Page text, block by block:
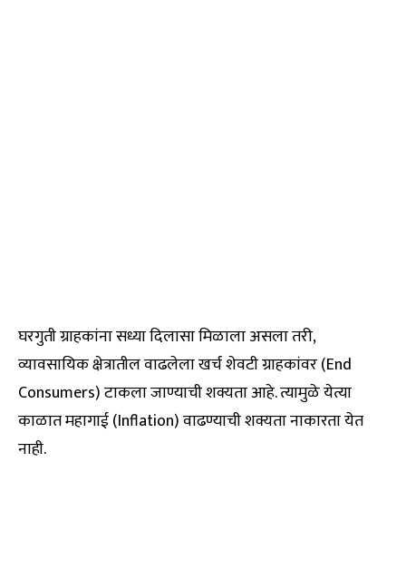
घरगुती ग्राहकांना सध्या दिलासा मिळाला असला तरी,
व्यावसायिक क्षेत्रातील वाढलेला खर्च शेवटी ग्राहकांवर (End
Consumers) टाकला जाण्याची शक्यता आहे. त्यामुळे येत्या
काळात महागाई (Inflation) वाढण्याची शक्यता नाकारता येत
नाही.